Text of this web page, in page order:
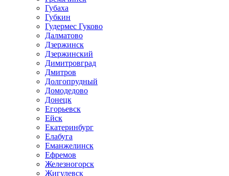
Губаха
Губкин
Гудермес Гуково
Далматово
Дзержинск
Дзержинский
Димитровград
Дмитров
Долгопрудный
Домодедово
Донецк
Егорьевск
Ейск
Екатеринбург
Елабуга
Еманжелинск
Ефремов
Железногорск
Жигулевск